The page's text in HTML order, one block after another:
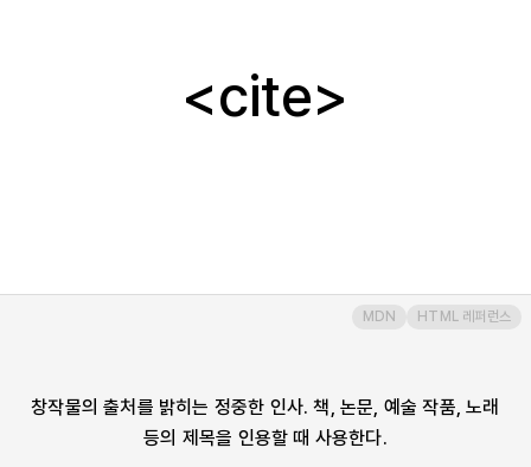
cite
col
창작물의 출처를 밝히는 정중한 인사. 책, 논문, 예술 작품, 노래
등의 제목을 인용할 때 사용한다.
MDN HTML 레퍼런스